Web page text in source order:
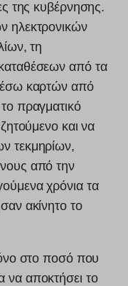
της κυβέρνησης.
ηλεκτρονικών
τη
από τα
καρτών από
πραγματικό
και να
τεκμηρίων,
από την
χρόνια τα
ακίνητο το
στο ποσό που
αποκτήσει το